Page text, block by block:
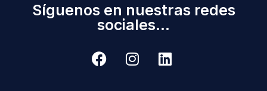
Síguenos en nuestras redes
sociales...